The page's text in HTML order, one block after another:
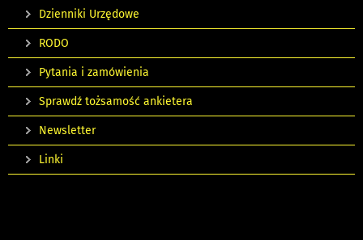
Dzienniki Urzędowe
RODO
Pytania i zamówienia
Sprawdź tożsamość ankietera
Newsletter
Linki